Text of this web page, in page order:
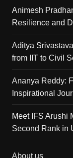
Animesh
Resilience and
Aditya
from IIT to Civil
Ananya Reddy:
Inspirational
Meet IFS Arushi
Second Rank in
About us